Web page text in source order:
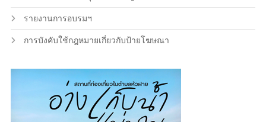
รายงานการอบรมฯ
การบังคับใช้กฎหมายเกี่ยวกับป้ายโฆษณา